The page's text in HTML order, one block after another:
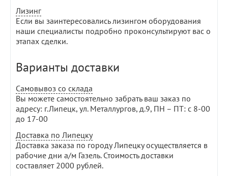
Лизинг
Если вы заинтересовались лизингом оборудования
наши специалисты подробно проконсультируют вас о
этапах сделки.
Варианты доставки
Самовывоз со склада
Вы можете самостоятельно забрать ваш заказ по
адресу: г.Липецк, ул. Металлургов, д.9, ПН – ПТ: с 8-00
до 17-00
Доставка по Липецку
Доставка заказа по городу Липецку осуществляется в
рабочие дни а/м Газель. Стоимость доставки
составляет 2000 рублей.